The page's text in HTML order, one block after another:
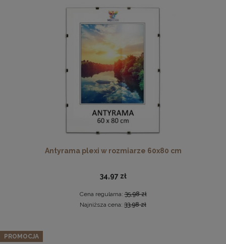
60,99 zł
DO KOSZYKA
Antyrama plexi w rozmiarze 60x80 cm
34,97 zł
Cena regularna:35,98 zł
Najniższa cena: 33,98 zł
PROMOCJA